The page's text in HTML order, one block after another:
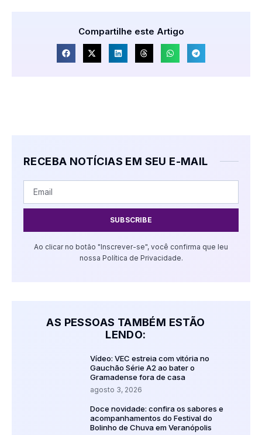
Compartilhe este Artigo
RECEBA NOTÍCIAS EM SEU E-MAIL
SUBSCRIBE
Ao clicar no botão "Inscrever-se", você confirma que leu
nossa Política de Privacidade.
AS PESSOAS TAMBÉM ESTÃO
LENDO:
Vídeo: VEC estreia com vitória no
Gauchão Série A2 ao bater o
Gramadense fora de casa
agosto 3, 2026
Doce novidade: confira os sabores e
acompanhamentos do Festival do
Bolinho de Chuva em Veranópolis